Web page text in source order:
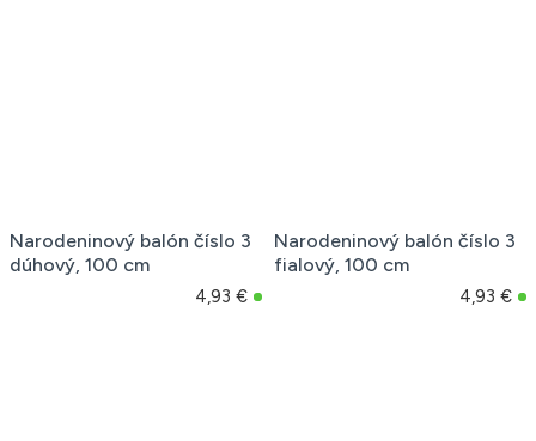
Narodeninový balón číslo 3
dúhový, 100 cm
4,93 €
Narodeninový balón číslo 3
fialový, 100 cm
4,93 €